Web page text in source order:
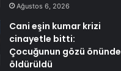
Ağustos 6, 2026
Cani eşin kumar krizi
cinayetle bitti:
Çocuğunun gözü önünde
öldürüldü